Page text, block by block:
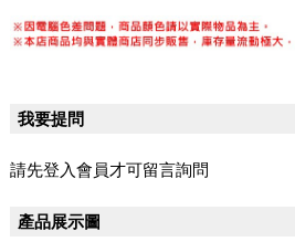
我要提問
請先登入會員才可留言詢問
產品展示圖